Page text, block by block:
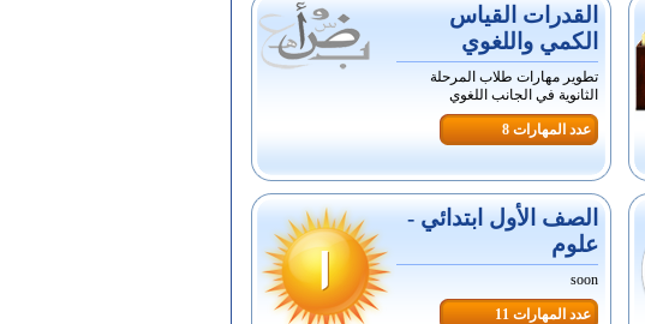
القدرات القياس
الكمي واللغوي
تطوير مهارات طلاب المرحلة
الثانوية في الجانب اللغوي
عدد المهارات 8
الصف الأول ابتدائي -
علوم
soon
عدد المهارات 11